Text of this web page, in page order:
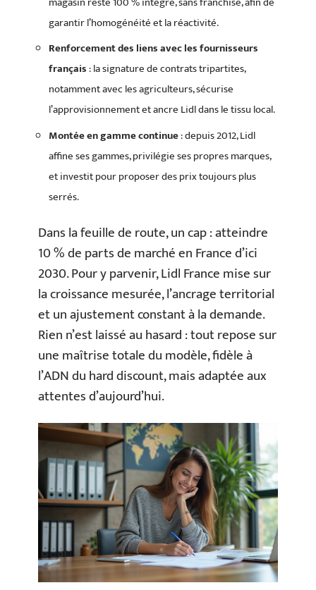
garantir l’homogénéité et la réactivité.
Renforcement des liens avec les fournisseurs
français: la signature de contrats tripartites,
notamment avec les agriculteurs, sécurise
l’approvisionnement et ancre Lidl dans le tissu local.
Montée en gamme continue: depuis 2012, Lidl
affine ses gammes, privilégie ses propres marques,
et investit pour proposer des prix toujours plus
serrés.
Dans la feuille de route, un cap : atteindre
10 % de parts de marché en France d’ici
2030. Pour y parvenir, Lidl France mise sur
la croissance mesurée, l’ancrage territorial
et un ajustement constant à la demande.
Rien n’est laissé au hasard : tout repose sur
une maîtrise totale du modèle, fidèle à
l’ADN du hard discount, mais adaptée aux
attentes d’aujourd’hui.